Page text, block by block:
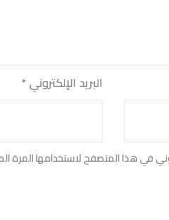
البريد الإلكتروني*
في هذا المتصفح لاستخدامها المرة